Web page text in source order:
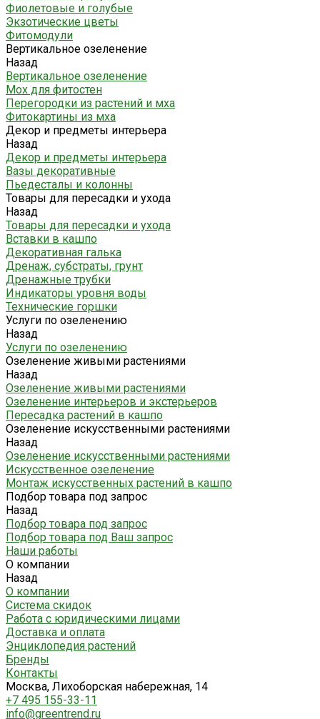
Фиолетовые и голубые
Экзотические цветы
Фитомодули
Вертикальное озеленение
Назад
Вертикальное озеленение
Мох для фитостен
Перегородки из растений и мха
Фитокартины из мха
Декор и предметы интерьера
Назад
Декор и предметы интерьера
Вазы декоративные
Пьедесталы и колонны
Товары для пересадки и ухода
Назад
Товары для пересадки и ухода
Вставки в кашпо
Декоративная галька
Дренаж, субстраты, грунт
Дренажные трубки
Индикаторы уровня воды
Технические горшки
Услуги по озеленению
Назад
Услуги по озеленению
Озеленение живыми растениями
Назад
Озеленение живыми растениями
Озеленение интерьеров и экстерьеров
Пересадка растений в кашпо
Озеленение искусственными растениями
Назад
Озеленение искусственными растениями
Искусственное озеленение
Монтаж искусственных растений в кашпо
Подбор товара под запрос
Назад
Подбор товара под запрос
Подбор товара под Ваш запрос
Наши работы
О компании
Назад
О компании
Система скидок
Работа с юридическими лицами
Доставка и оплата
Энциклопедия растений
Бренды
Контакты
Москва, Лихоборская набережная, 14
+7 495 155-33-11
info@greentrend.ru